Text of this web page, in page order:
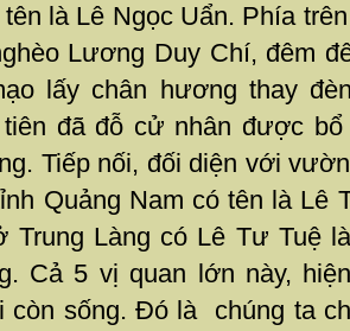
là Lê Ngọc Uẩn. Phía
Lương Duy Chí, đêm
lấy chân hương thay
đã đỗ cử nhân được
Tiếp nối, đối diện với
Quảng Nam có tên là Lê
Trung Làng có Lê Tư Tuệ
Cả 5 vị quan lớn này,
còn sống. Đó là chúng ta